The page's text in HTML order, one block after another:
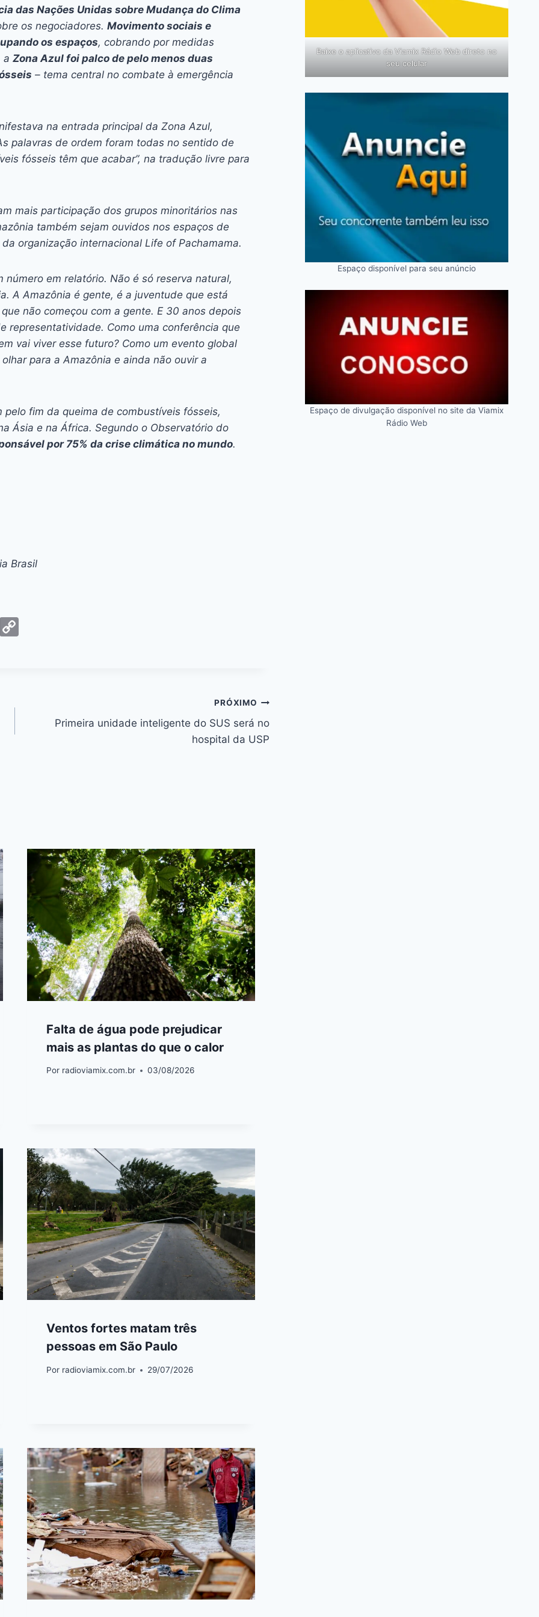
p
y
Li
n
k
das Nações Unidas sobre Mudança do Clima
os negociadores. Movimento sociais e
os espaços, cobrando por medidas
a Zona Azul foi palco de pelo menos duas
– tema central no combate à emergência
na entrada principal da Zona Azul,
palavras de ordem foram todas no sentido de
fósseis têm que acabar”, na tradução livre para
mais participação dos grupos minoritários nas
também sejam ouvidos nos espaços de
organização internacional Life of Pachamama.
número em relatório. Não é só reserva natural,
A Amazônia é gente, é a juventude que está
não começou com a gente. E 30 anos depois
representatividade. Como uma conferência que
vai viver esse futuro? Como um evento global
para a Amazônia e ainda não ouvir a
fim da queima de combustíveis fósseis,
Ásia e na África. Segundo o Observatório do
por 75% da crise climática no mundo.
Brasil
G
PRÓXIMO
Primeira unidade inteligente do SUS será no
hospital da USP
Falta de água pode prejudicar
mais as plantas do que o calor
Por radioviamix.com.br 03/08/2026
Ventos fortes matam três
pessoas em São Paulo
Por radioviamix.com.br 29/07/2026
Baixe o aplicativo da Viamix Rádio Web direto no
seu celular
Espaço disponível para seu anúncio
Espaço de divulgação disponível no site da Viamix
Rádio Web